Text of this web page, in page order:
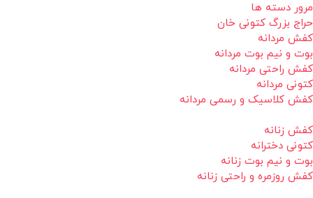
مرور دسته ها
حراج بزرگ کتونی خان
کفش مردانه
بوت و نیم بوت مردانه
کفش راحتی مردانه
کتونی مردانه
کفش کلاسیک و رسمی مردانه
کفش زنانه
کتونی دخترانه
بوت و نیم بوت زنانه
کفش روزمره و راحتی زنانه